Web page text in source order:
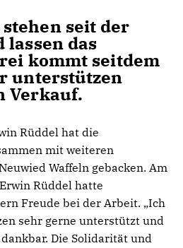
seit der
das
kommt seitdem
unterstützen
Verkauf.
Rüddel hat die
mit weiteren
Waffeln gebacken. Am
Rüddel hatte
Freude bei der Arbeit. „Ich
sehr gerne unterstützt und
Die Solidarität und